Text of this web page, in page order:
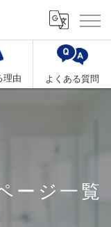
理由 よくある質問
ージ一覧